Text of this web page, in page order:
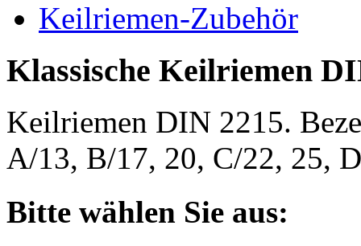
Keilriemen-Zubehör
Klassische Keilriemen
Keilriemen DIN 2215.
A/13, B/17, 20, C/22, 25,
Bitte wählen Sie aus: